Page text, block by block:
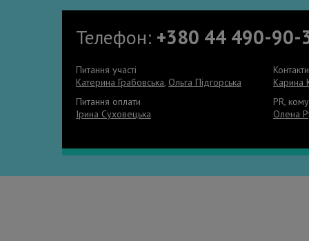
Телефон: +380 44 490-90-
Питання участі
Катерина Грабовська, Ольга Підгорська
Карина
Питання оплати
Ірина Суховецька
PR,
Олена